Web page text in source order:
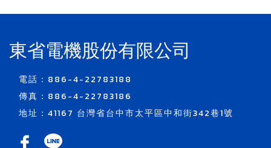
東省電機股份有限公司
電話：886-4-22783188
傳真：886-4-22783186
地址：41167 台灣省台中市太平區中和街342巷1號